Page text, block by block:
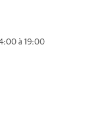
à 19:00